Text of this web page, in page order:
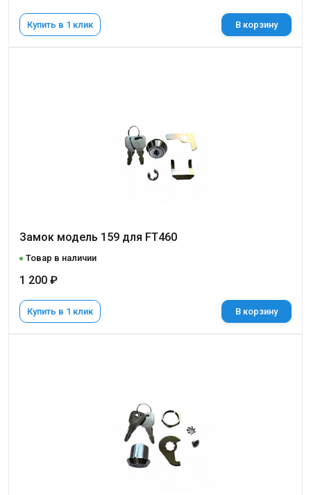
Купить в 1 клик В корзину
Замок модель 159 для FT460
Товар в наличии
1 200 ₽
Купить в 1 клик В корзину